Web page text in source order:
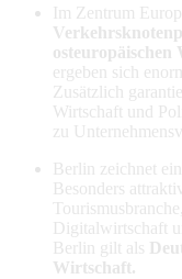
Im Zentrum
ergeben sich
Zusätzlich
Wirtschaft und
zu
Berlin zeichnet
Besonders
Digitalwirtschaft
Berlin gilt als
Wirtschaft.